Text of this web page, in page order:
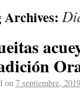
Archives:
on 7 septiembre, 2019